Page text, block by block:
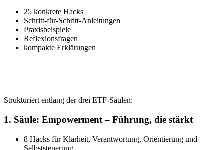
25 konkrete Hacks
Schritt-für-Schritt-Anleitungen
Praxisbeispiele
Reflexionsfragen
kompakte Erklärungen
Strukturiert entlang der drei ETF-Säulen:
1. Säule: Empowerment – Führung, die stärkt
8 Hacks für Klarheit, Verantwortung, Orientierung und
Selbststeuerung.